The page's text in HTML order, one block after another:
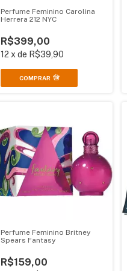
Perfume Feminino Carolina
Herrera 212 NYC
R$399,00
12 x de R$39,90
COMPRAR
Perfume Feminino Britney
Spears Fantasy
R$159,00